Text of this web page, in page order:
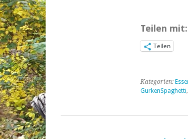
Teilen mit:
Teilen
Kategorien:
GurkenSpaghetti,